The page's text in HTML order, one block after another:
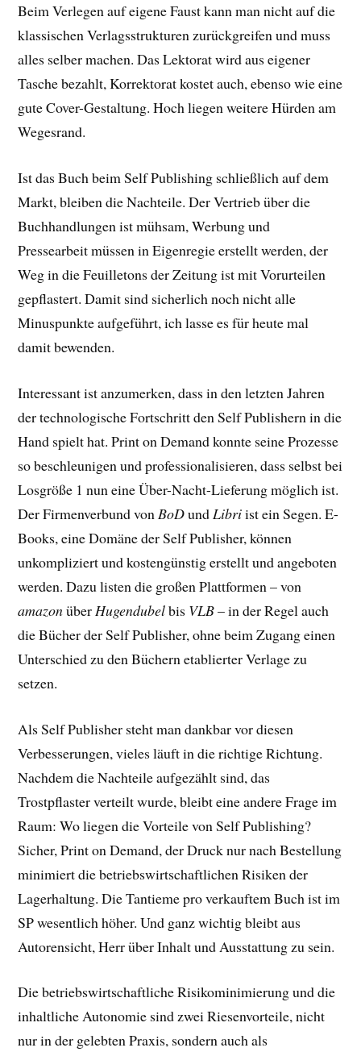
Beim Verlegen auf eigene Faust kann man nicht auf die
klassischen Verlagsstrukturen zurückgreifen und muss
alles selber machen. Das Lektorat wird aus eigener
Tasche bezahlt, Korrektorat kostet auch, ebenso wie eine
gute Cover-Gestaltung. Hoch liegen weitere Hürden am
Wegesrand.
Ist das Buch beim Self Publishing schließlich auf dem
Markt, bleiben die Nachteile. Der Vertrieb über die
Buchhandlungen ist mühsam, Werbung und
Pressearbeit müssen in Eigenregie erstellt werden, der
Weg in die Feuilletons der Zeitung ist mit Vorurteilen
gepflastert. Damit sind sicherlich noch nicht alle
Minuspunkte aufgeführt, ich lasse es für heute mal
damit bewenden.
Interessant ist anzumerken, dass in den letzten Jahren
der technologische Fortschritt den Self Publishern in die
Hand spielt hat. Print on Demand konnte seine Prozesse
so beschleunigen und professionalisieren, dass selbst bei
Losgröße 1 nun eine Über-Nacht-Lieferung möglich ist.
Der Firmenverbund vonBoDundLibriist ein Segen. E-
Books, eine Domäne der Self Publisher, können
unkompliziert und kostengünstig erstellt und angeboten
werden. Dazu listen die großen Plattformen – von
amazonüberHugendubelbis VLB– in der Regel auch
die Bücher der Self Publisher, ohne beim Zugang einen
Unterschied zu den Büchern etablierter Verlage zu
setzen.
Als Self Publisher steht man dankbar vor diesen
Verbesserungen, vieles läuft in die richtige Richtung.
Nachdem die Nachteile aufgezählt sind, das
Trostpflaster verteilt wurde, bleibt eine andere Frage im
Raum: Wo liegen die Vorteile von Self Publishing?
Sicher, Print on Demand, der Druck nur nach Bestellung
minimiert die betriebswirtschaftlichen Risiken der
Lagerhaltung. Die Tantieme pro verkauftem Buch ist im
SP wesentlich höher. Und ganz wichtig bleibt aus
Autorensicht, Herr über Inhalt und Ausstattung zu sein.
Die betriebswirtschaftliche Risikominimierung und die
inhaltliche Autonomie sind zwei Riesenvorteile, nicht
nur in der gelebten Praxis, sondern auch als